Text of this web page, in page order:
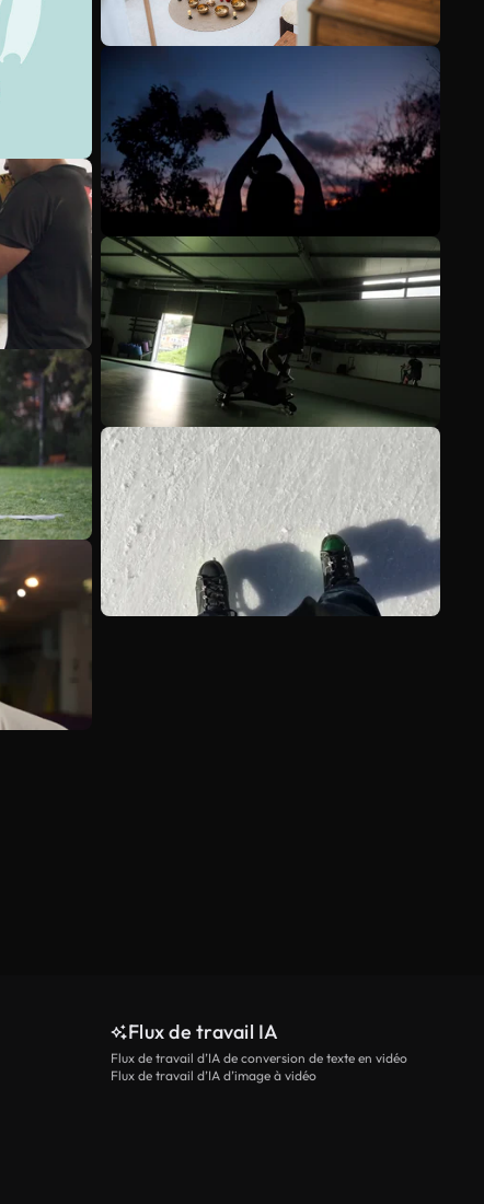
Voir plus
Flux de travail IA
Flux de travail d’IA de conversion de texte en vidéo
Flux de travail d’IA d’image à vidéo